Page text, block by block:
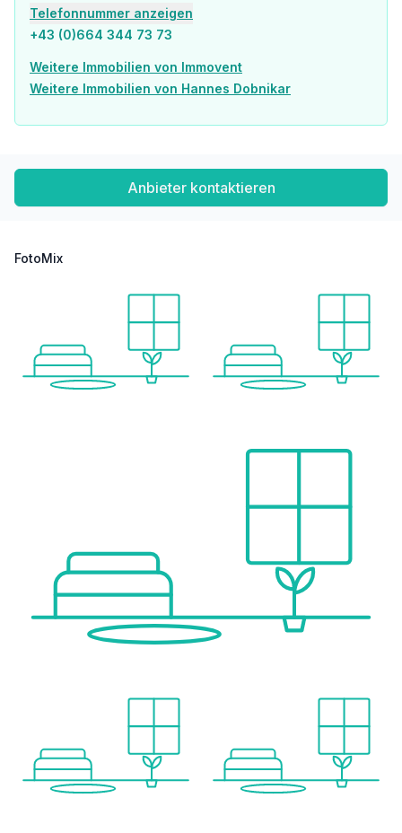
Telefonnummer anzeigen
+43 (0)664 344 73 73
Weitere Immobilien von Immovent
Weitere Immobilien von Hannes Dobnikar
Anbieter kontaktieren
FotoMix